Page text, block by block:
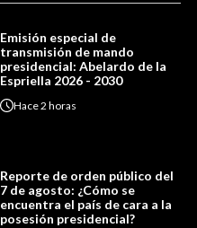
Emisión especial de
transmisión de mando
presidencial: Abelardo de la
Espriella 2026 - 2030
Hace2 horas
Reporte de orden público del
7 de agosto: ¿Cómo se
encuentra el país de cara a la
posesión presidencial?